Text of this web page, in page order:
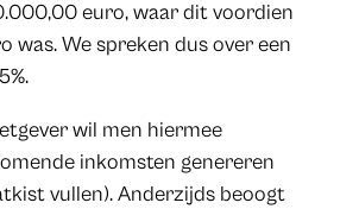
euro, waar dit voordien
was. We spreken dus over een
wil men hiermee
inkomsten genereren
vullen). Anderzijds beoogt